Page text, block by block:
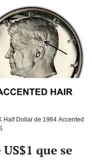
Half Dollar de 1964 Accented
que se